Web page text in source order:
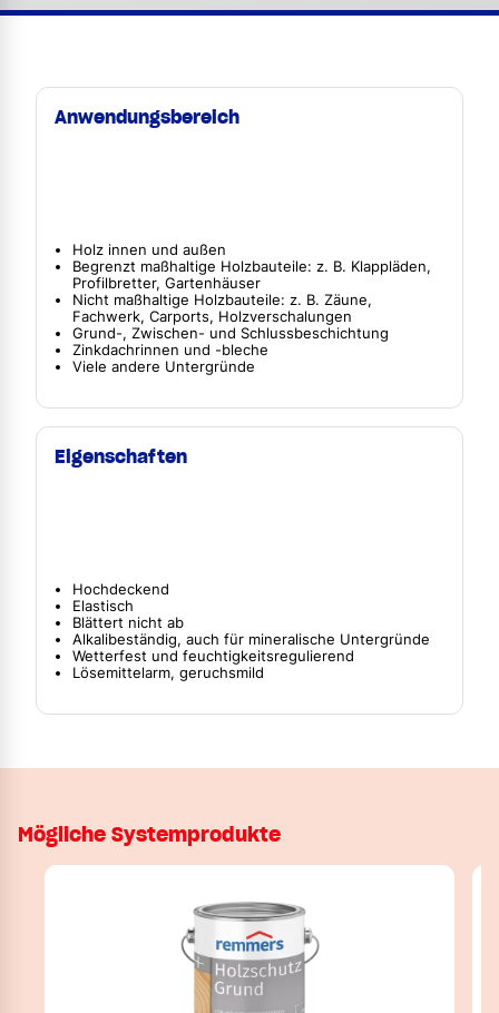
Anwendungsbereich
Holz innen und außen
Begrenzt maßhaltige Holzbauteile: z. B. Klappläden,
Profilbretter, Gartenhäuser
Nicht maßhaltige Holzbauteile: z. B. Zäune,
Fachwerk, Carports, Holzverschalungen
Grund-, Zwischen- und Schlussbeschichtung
Zinkdachrinnen und -bleche
Viele andere Untergründe
Eigenschaften
Hochdeckend
Elastisch
Blättert nicht ab
Alkalibeständig, auch für mineralische Untergründe
Wetterfest und feuchtigkeitsregulierend
Lösemittelarm, geruchsmild
Mögliche Systemprodukte